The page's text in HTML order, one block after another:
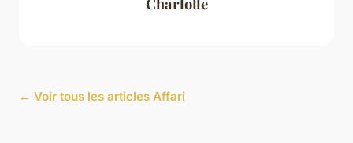
← Voir tous les articles Affari